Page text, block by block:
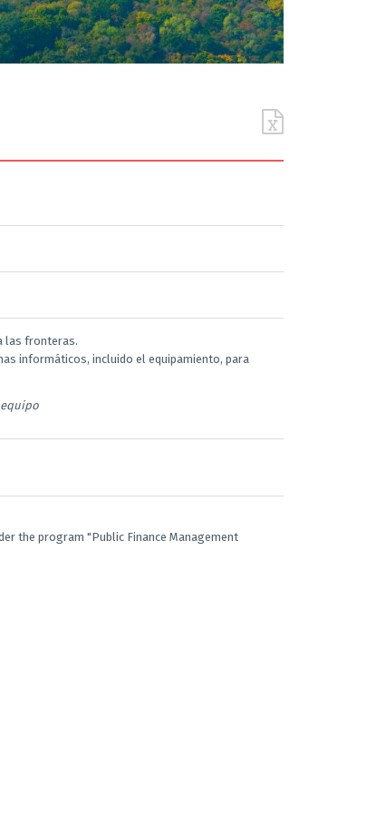
las fronteras.
informáticos, incluido el equipamiento, para
equipo
the program "Public Finance Management